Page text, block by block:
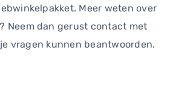
Meer weten over
Neem dan gerust contact met
vragen kunnen beantwoorden.